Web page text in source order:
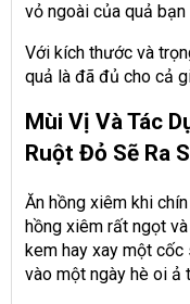
vỏ ngoài của quả
Với kích thước và
quả là đã đủ cho cả
Mùi Vị Và Tác
Ruột Đỏ Sẽ Ra
Ăn hồng xiêm khi
hồng xiêm rất ngọt
kem hay xay một
vào một ngày hè oi ả